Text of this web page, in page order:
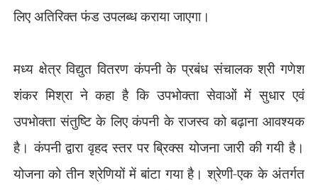
लिए अतिरिक्त फंड उपलब्ध कराया जाएगा।
मध्य क्षेत्र विद्युत वितरण कंपनी के प्रबंध संचालक श्री गणेश
शंकर मिश्रा ने कहा है कि उपभोक्ता सेवाओं में सुधार एवं
उपभोक्ता संतुष्टि के लिए कंपनी के राजस्व को बढ़ाना आवश्यक
है। कंपनी द्वारा वृहद स्तर पर ब्रिक्स योजना जारी की गयी है।
योजना को तीन श्रेणियों में बांटा गया है। श्रेणी-एक के अंतर्गत